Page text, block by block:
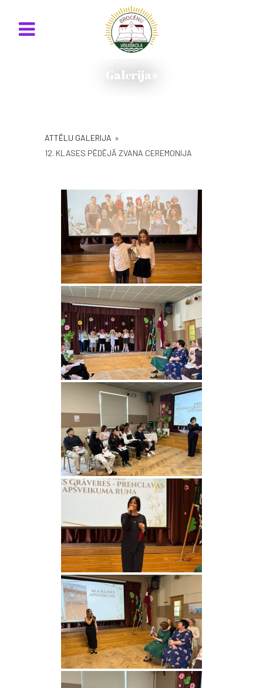
Galerijas
ATTĒLU GALERIJA »
12. KLASES PĒDĒJĀ ZVANA CEREMONIJA